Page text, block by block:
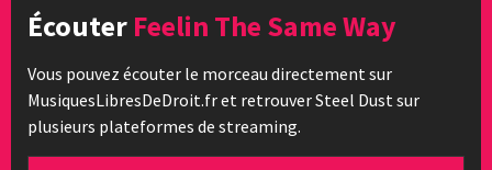
Écouter Feelin The Same Way
Vous pouvez écouter le morceau directement sur
MusiquesLibresDeDroit.fr et retrouver Steel Dust sur
plusieurs plateformes de streaming.